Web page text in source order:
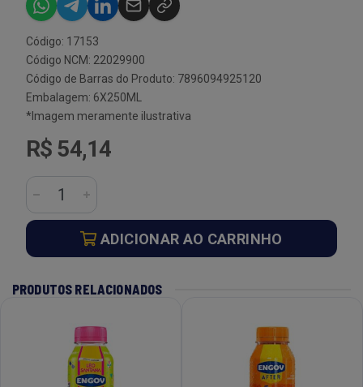
Código: 17153
Código NCM: 22029900
Código de Barras do Produto: 7896094925120
Embalagem: 6X250ML
*Imagem meramente ilustrativa
R$ 54,14
ADICIONAR AO CARRINHO
PRODUTOS RELACIONADOS